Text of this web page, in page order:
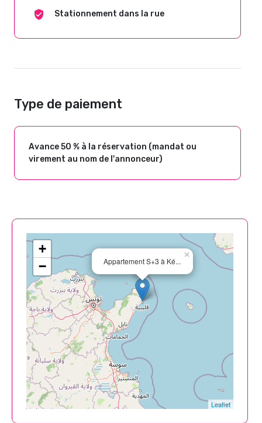
Stationnement dans la rue
Type de paiement
Avance 50 % à la réservation (mandat ou
virement au nom de l'annonceur)
Appartement S+3 à Ké...
×
+
−
Leaflet